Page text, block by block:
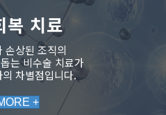
복 치료
손상된 조직의
는 비수술 치료가
차별점입니다.
+